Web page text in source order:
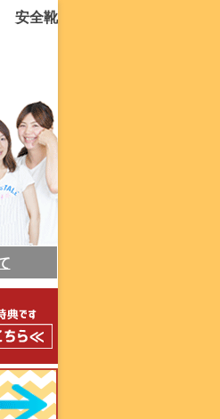
安全靴